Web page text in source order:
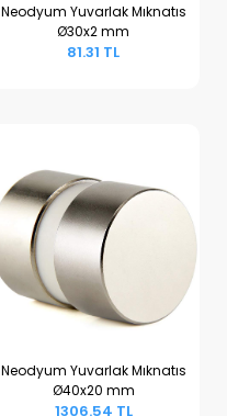
Sepete Ekle
Neodyum Yuvarlak Mıknatıs
Ø30x2 mm
81.31 TL
Sepete Ekle
Neodyum Yuvarlak Mıknatıs
Ø40x20 mm
1306.54 TL